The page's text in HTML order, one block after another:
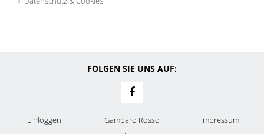
FOLGEN SIE UNS AUF:
Einloggen
Gambaro Rosso
Impressum